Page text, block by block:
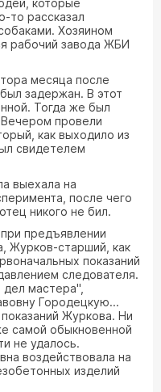
которые
то рассказал
Хозяином
рабочий завода ЖБИ
месяца после
задержан. В этот
Тогда же был
провели
как выходило из
свидетелем
выехала на
после чего
никого не бил.
предъявлении
Журков-старший, как
показаний
следователя.
мастера",
Городецкую...
Журкова. Ни
самой обыкновенной
не удалось.
воздействовала на
изделий